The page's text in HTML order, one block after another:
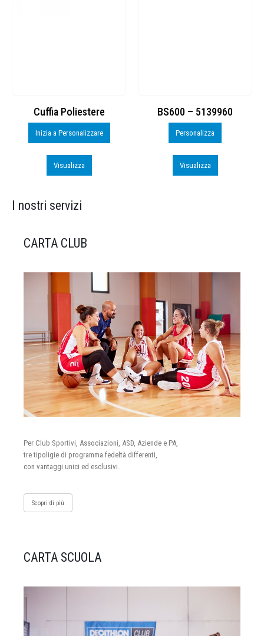
Cuffia Poliestere
Inizia a Personalizzare
Visualizza
BS600 – 5139960
Personalizza
Visualizza
I nostri servizi
CARTA CLUB
Per Club Sportivi, Associazioni, ASD, Aziende e PA,
tre tipoligie di programma fedeltà differenti,
con vantaggi unici ed esclusivi.
Scopri di più
CARTA SCUOLA